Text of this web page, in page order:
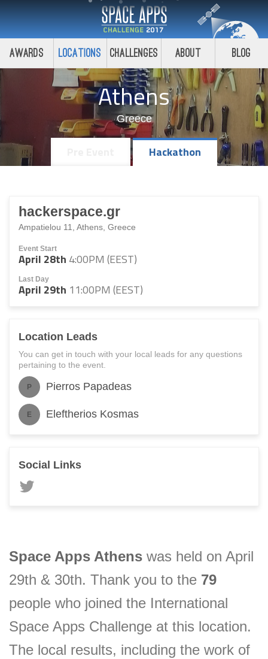
Awards Locations Challenges About Blog
Athens
Greece
Hackathon
Space Apps Athens was held on April
29th & 30th. Thank you to the 79
people who joined the International
Space Apps Challenge at this location.
The local results, including the work of
hackerspace.gr
Ampatielou 11, Athens, Greece
Event Start
April 28th 4:00PM (EEST)
Last Day
April 29th 11:00PM (EEST)
Location Leads
You can get in touch with your local leads for any questions
pertaining to the event.
P Pierros Papadeas
E Eleftherios Kosmas
Social Links